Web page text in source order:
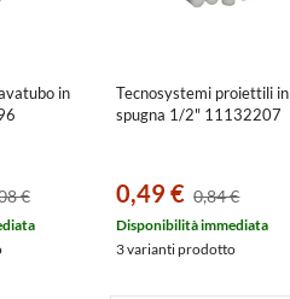
in
€
Tecnosystemi proiettili in
spugna 1/2" 11132207
0,49 € 0,84 €
Disponibilità immediata
3 varianti prodotto